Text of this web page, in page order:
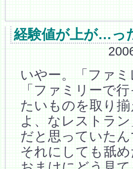
経験値が上が…っ
いやー。「ファ
「ファミリーで
たいものを取り
よ、なレストラン
だと思っていた
それにしても舐